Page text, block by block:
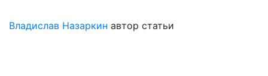
Владислав Назаркин автор статьи